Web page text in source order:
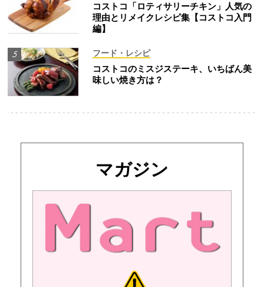
コストコ「ロティサリーチキン」人気の
理由とリメイクレシピ集【コストコ入門
編】
フード・レシピ
コストコのミスジステーキ、いちばん美
味しい焼き方は？
マガジン